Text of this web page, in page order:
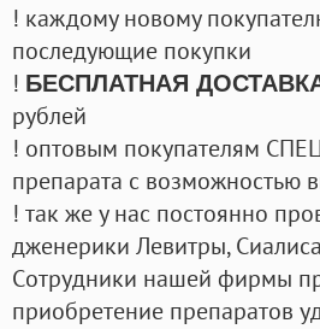
! каждому новому
последующие покупки
! БЕСПЛАТНАЯ
рублей
! оптовым покупателям
препарата с возможностью
! так же у нас постоянно
дженерики Левитры,
Cотрудники нашей фирмы
приобретение препаратов